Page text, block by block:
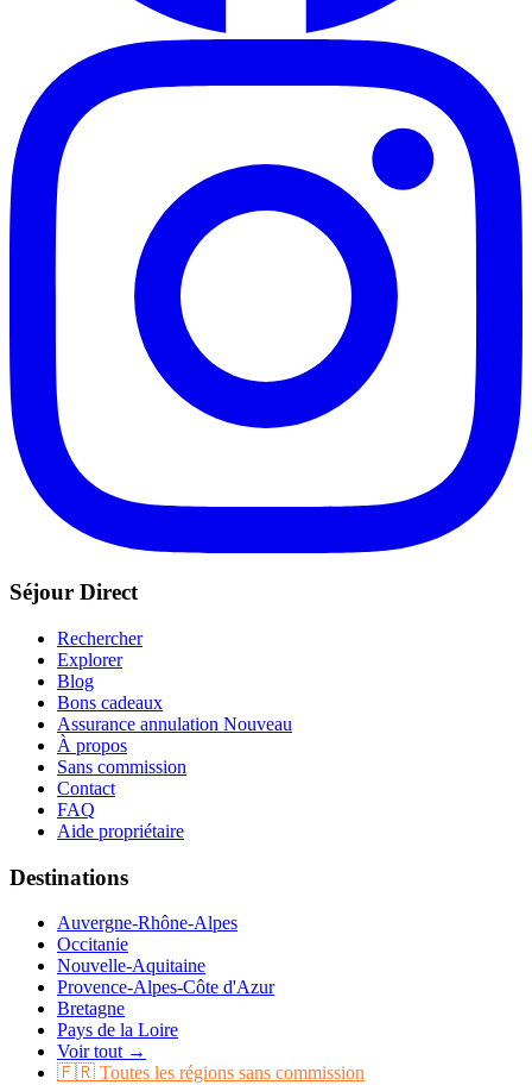
Séjour Direct
Rechercher
Explorer
Blog
Bons cadeaux
Assurance annulation Nouveau
À propos
Sans commission
Contact
FAQ
Aide propriétaire
Destinations
Auvergne-Rhône-Alpes
Occitanie
Nouvelle-Aquitaine
Provence-Alpes-Côte d'Azur
Bretagne
Pays de la Loire
Voir tout →
🇫🇷 Toutes les régions sans commission